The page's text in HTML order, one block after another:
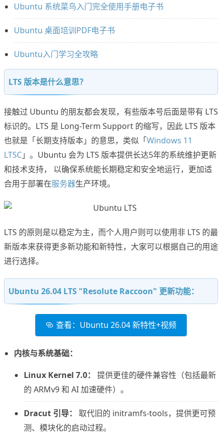
Ubuntu 系统菜鸟入门完全使用手册电子书
Ubuntu 桌面培训PDF电子书
Ubuntu入门学习全攻略
LTS 版本是什么意思？
接触过 Ubuntu 的朋友都会发现，有些版本号后面是带有 LTS
标识的。LTS 是 Long-Term Support 的缩写，因此 LTS 版本
也就是「长期支持版本」的意思，类似「Windows 11
LTSC」。Ubuntu 会为 LTS 版本提供长达5年的系统维护更新
和技术支持， 以确保系统能长期稳定和安全地运行，更加适
合用于部署在服务器生产环境。
LTS 的原则是以稳定为主，而个人用户则可以使用非 LTS 的最
新版本来获得更多新功能和新特性，大家可以根据自己的用途
进行选择。
Ubuntu 26.04 LTS "Resolute Raccoon" 更新功能：
查看：Ubuntu 26.04 新特性+视频
内核与系统基础：
Linux Kernel 7.0：
提供更佳的硬件兼容性（包括最新
的 ARMv9 和 AI 加速硬件）。
Dracut 引导：
取代旧的 initramfs-tools，提供更可预
测、模块化的启动过程。